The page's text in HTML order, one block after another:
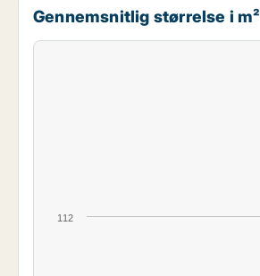
Gennemsnitlig størrelse i m²
112